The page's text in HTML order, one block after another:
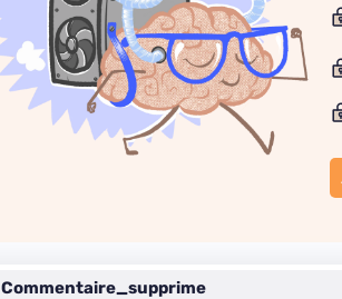
Commentaire_supprime